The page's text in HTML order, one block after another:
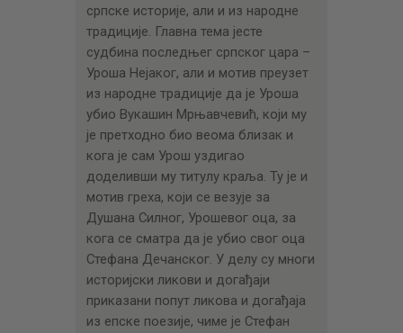
српске историје, али и из народне
традиције. Главна тема јесте
судбина последњег српског цара –
Уроша Нејаког, али и мотив преузет
из народне традиције да је Уроша
убио Вукашин Мрњавчевић, који му
је претходно био веома близак и
кога је сам Урош уздигао
доделивши му титулу краља. Ту је и
мотив греха, који се везује за
Душана Силног, Урошевог оца, за
кога се сматра да је убио свог оца
Стефана Дечанског. У делу су многи
историјски ликови и догађаји
приказани попут ликова и догађаја
из епске поезије, чиме је Стефан